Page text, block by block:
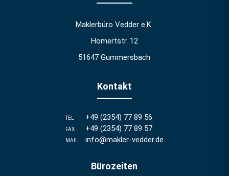
Maklerbüro Vedder e.K.
Homertstr. 12
51647 Gummersbach
Kontakt
TEL +49 (2354) 77 89 56
FAX +49 (2354) 77 89 57
MAIL info@makler-vedder.de
Bürozeiten